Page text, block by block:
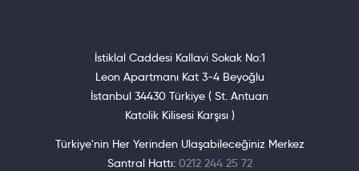
İstiklal Caddesi Kallavi Sokak No:1
Leon Apartmanı Kat 3-4 Beyoğlu
İstanbul 34430 Türkiye ( St. Antuan
Katolik Kilisesi Karşısı )
Türkiye'nin Her Yerinden Ulaşabileceğiniz Merkez
Santral Hattı: 0212 244 25 72